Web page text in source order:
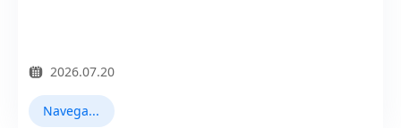
2026.07.20
Navegador Fingerprint